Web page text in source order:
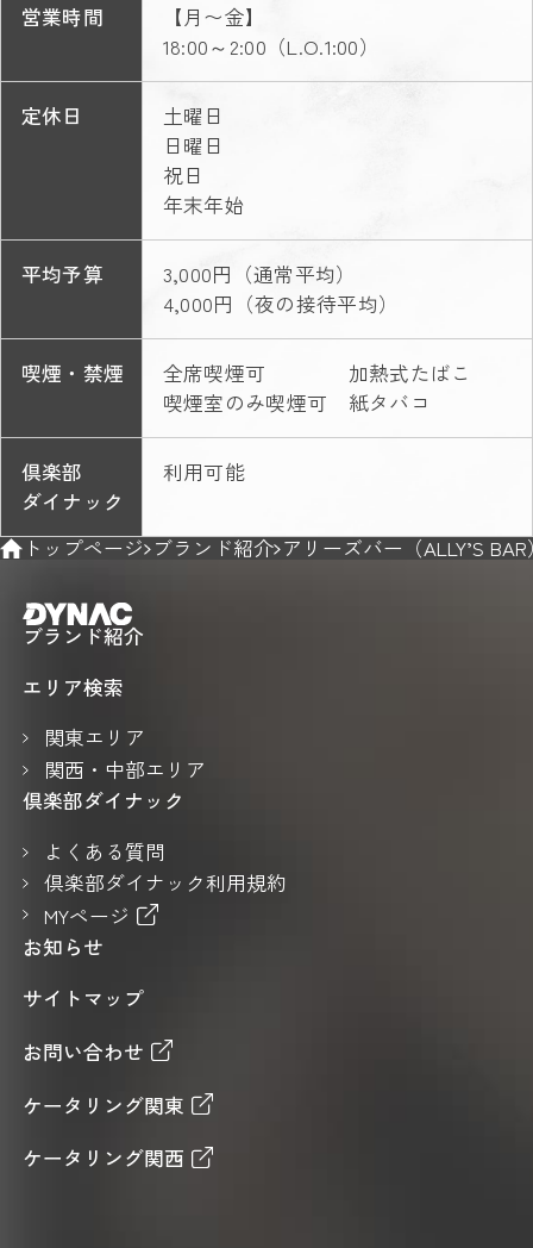
営業時間
【月〜金】
18:00～2:00（L.O.1:00）
定休日
土曜日
日曜日
祝日
年末年始
平均予算
3,000円（通常平均）
4,000円（夜の接待平均）
喫煙・禁煙
全席喫煙可 加熱式たばこ
喫煙室のみ喫煙可 紙タバコ
倶楽部
ダイナック
利用可能
トップページ ブランド紹介 アリーズバー（ALLY’S
ブランド紹介
エリア検索
関東エリア
関西・中部エリア
倶楽部ダイナック
よくある質問
倶楽部ダイナック利用規約
MYページ
お知らせ
サイトマップ
お問い合わせ
ケータリング関東
ケータリング関西